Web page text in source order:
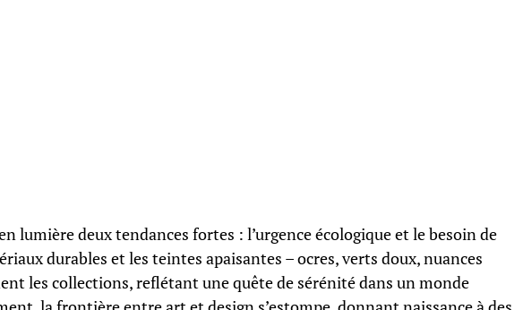
lumière deux tendances fortes : l’urgence écologique et le besoin de
durables et les teintes apaisantes – ocres, verts doux, nuances
les collections, reflétant une quête de sérénité dans un monde